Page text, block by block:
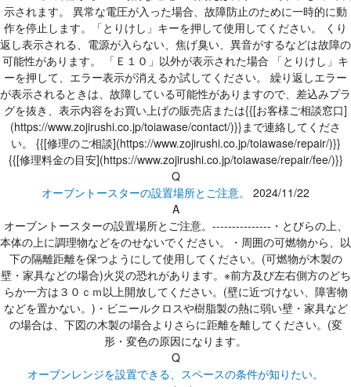
示されます。 異常な電圧が入った場合、故障防止のために一時的に動
作を停止します。「とりけし」キーを押して使用してください。 くり
返し表示される、電源が入らない、焦げ臭い、異音がするなどは故障の
可能性があります。 「Ｅ１０」以外が表示された場合 「とりけし」キ
ーを押して、エラー表示が消えるか試してください。 繰り返しエラー
が表示されるときは、故障している可能性がありますので、差込みプラ
グを抜き、表示内容をお買い上げの販売店または{{[お客様ご相談窓口]
(https://www.zojirushi.co.jp/toiawase/contact/)}}まで連絡してくださ
い。 {{[修理のご相談](https://www.zojirushi.co.jp/toiawase/repair/)}}
{{[修理料金の目安](https://www.zojirushi.co.jp/toiawase/repair/fee/)}}
Q
オーブントースターの設置場所とご注意。
2024/11/22
A
オーブントースターの設置場所とご注意。---------------・とびらの上、
本体の上に調理物などをのせないでください。・周囲の可燃物から、以
下の隔離距離を保つようにして使用してください。(可燃物が木製の
壁・家具などの場合)火災の恐れがあります。※前方及び左右側方のどち
らか一方は３０ｃｍ以上開放してください。(壁に近づけない、障害物
などを置かない。)・ビニールクロスや樹脂製の熱に弱い壁・家具など
の場合は、下図の木製の場合よりさらに距離を離してください。(変
形・変色の原因になります。
Q
オーブンレンジを設置できる、スペースの条件が知りたい。